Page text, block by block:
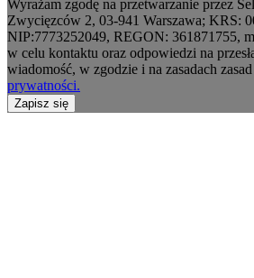
Wyrażam zgodę na przetwarzanie przez
Zwycięzców 2, 03-941 Warszawa; KRS:
NIP:7773252049, REGON: 361871755,
w celu kontaktu oraz odpowiedzi na
wiadomość, w zgodzie i na zasadach
prywatności.
Zapisz się